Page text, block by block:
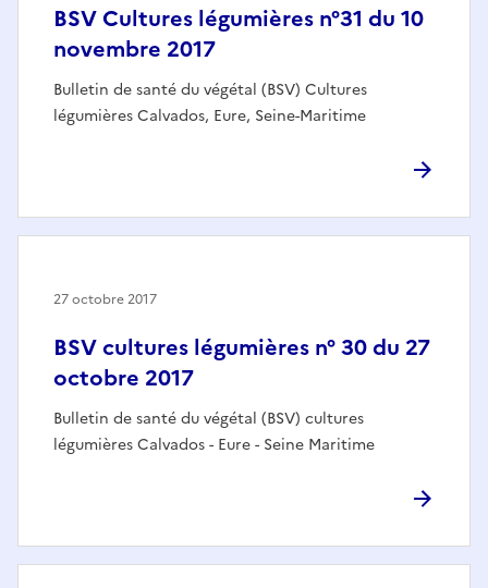
BSV Cultures légumières n°31 du 10
novembre 2017
Bulletin de santé du végétal (BSV) Cultures
légumières Calvados, Eure, Seine-Maritime
BSV cultures légumières n° 30 du 27
octobre 2017
Bulletin de santé du végétal (BSV) cultures
légumières Calvados - Eure - Seine Maritime
27 octobre 2017